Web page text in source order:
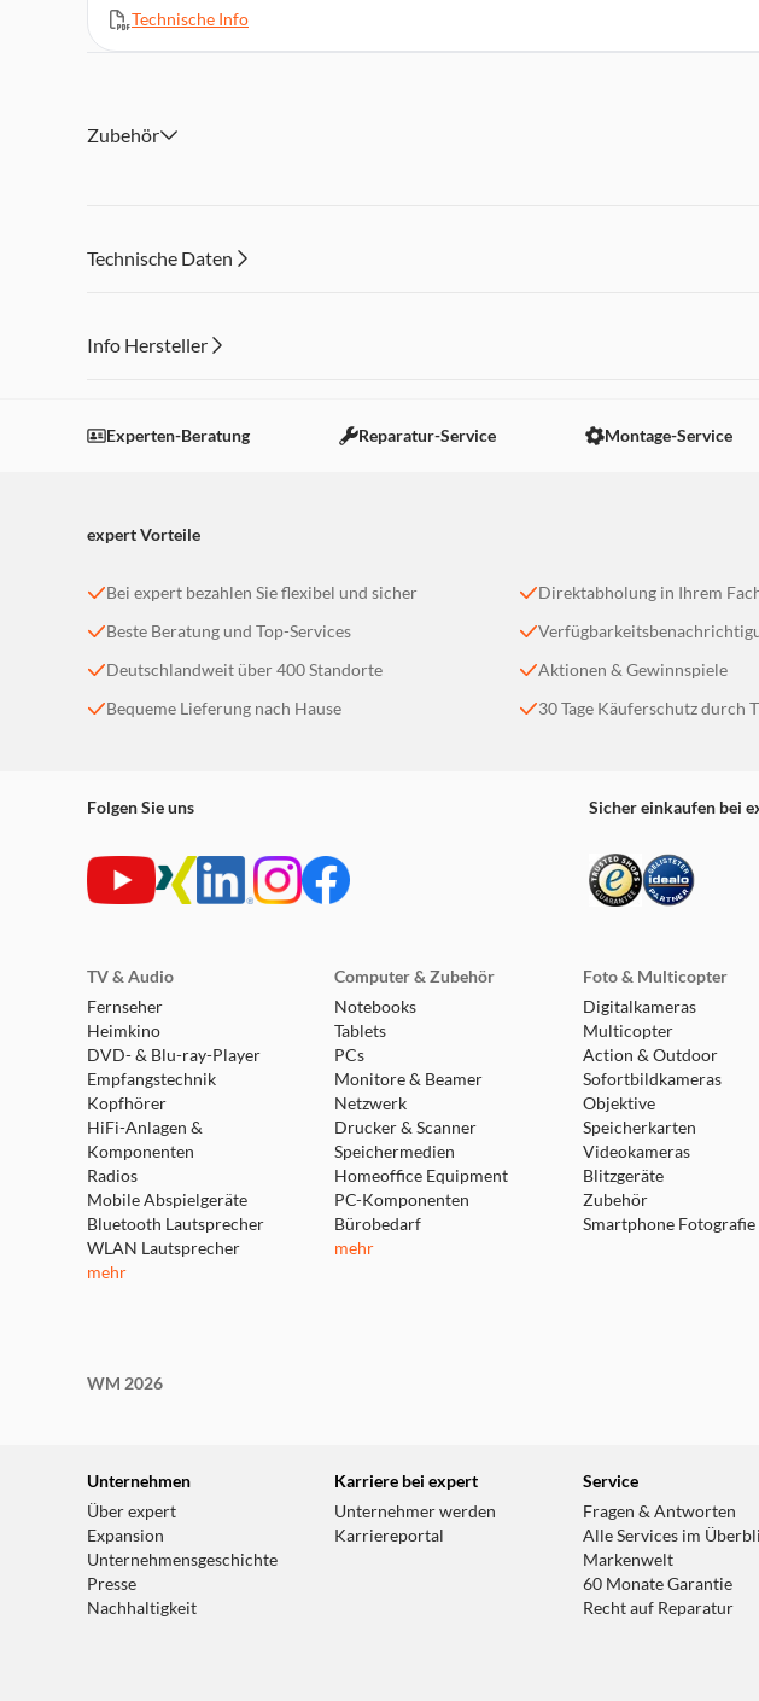
Abmessungen (BxHxL): 90mm x 220mm x 100mm
Technische Info
Zubehör
Technische Daten
Info Hersteller
Einstellungen anpassen
Experten-Beratung Reparatur-Service Montage-Service
expert Vorteile
Bei expert bezahlen Sie flexibel und sicher
Beste Beratung und Top-Services
Deutschlandweit über 400 Standorte
Bequeme Lieferung nach Hause
Direktabholung in Ihrem
Aktionen & Gewinnspiele
30 Tage Käuferschutz durch
Folgen Sie uns Sicher einkaufen bei
TV & Audio
Fernseher
Heimkino
DVD- & Blu-ray-Player
Empfangstechnik
Kopfhörer
HiFi-Anlagen &
Komponenten
Radios
Mobile Abspielgeräte
Bluetooth Lautsprecher
WLAN Lautsprecher
mehr
Computer & Zubehör
Notebooks
Tablets
PCs
Monitore & Beamer
Netzwerk
Drucker & Scanner
Speichermedien
Homeoffice Equipment
PC-Komponenten
Bürobedarf
mehr
Foto & Multicopter
Digitalkameras
Multicopter
Action & Outdoor
Sofortbildkameras
Objektive
Speicherkarten
Videokameras
Blitzgeräte
Zubehör
Smartphone Fotografie
WM 2026
Unternehmen
Über expert
Expansion
Unternehmensgeschichte
Presse
Nachhaltigkeit
Karriere bei expert
Unternehmer werden
Karriereportal
Service
Fragen & Antworten
Alle Services im
Markenwelt
60 Monate Garantie
Recht auf Reparatur